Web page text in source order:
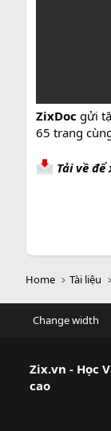
ZixDoc gửi
65 trang
Tải về
Home Tài liệu
Change width
Zix.vn - Học
cao